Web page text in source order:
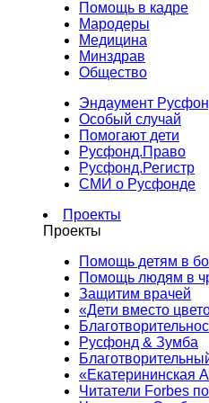
Помощь в кадре
Мародеры
Медицина
Минздрав
Общество
Эндаумент
Особый случай
Помогают дети
Русфонд.Право
Русфонд.Регистр
СМИ о Русфонде
Проекты
Проекты
Помощь детям в
Помощь людям в
Защитим врачей
«Дети вместо
Русфонд & Зумба
«Екатерининская
Читатели Forbes